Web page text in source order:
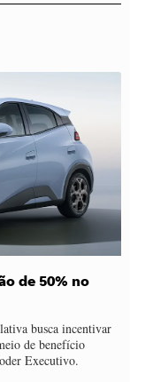
de 50% no
busca incentivar
de benefício
Executivo.